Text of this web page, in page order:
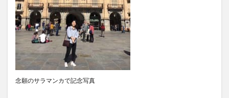
念願のサラマンカで記念写真